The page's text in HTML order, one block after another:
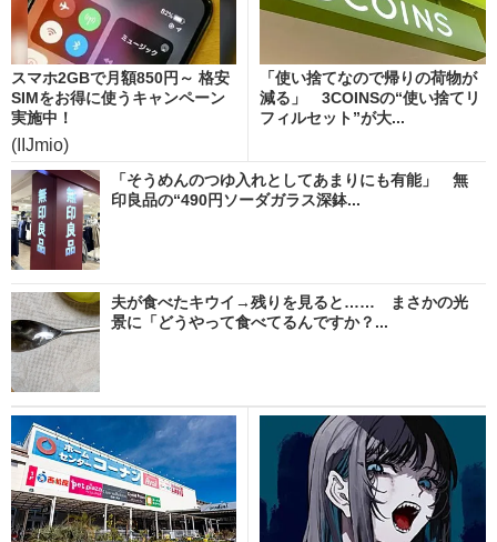
スマホ2GBで月額850円～ 格安
SIMをお得に使うキャンペーン
実施中！
(IIJmio)
「使い捨てなので帰りの荷物が
減る」 3COINSの“使い捨てリ
フィルセット”が大...
「そうめんのつゆ入れとしてあまりにも有能」 無
印良品の“490円ソーダガラス深鉢...
夫が食べたキウイ→残りを見ると…… まさかの光
景に「どうやって食べてるんですか？...